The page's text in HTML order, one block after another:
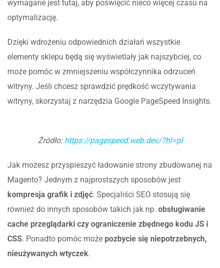
wymagane jest tutaj, aby poświęcić nieco więcej czasu na
optymalizację.
Dzięki wdrożeniu odpowiednich działań wszystkie
elementy sklepu będą się wyświetlały jak najszybciej, co
może pomóc w zmniejszeniu współczynnika odrzuceń
witryny. Jeśli chcesz sprawdzić prędkość wczytywania
witryny, skorzystaj z narzędzia Google PageSpeed Insights.
Źródło: https://pagespeed.web.dev/?hl=pl
Jak możesz przyspieszyć ładowanie strony zbudowanej na
Magento? Jednym z najprostszych sposobów jest
kompresja grafik i zdjęć. Specjaliści SEO stosują się
również do innych sposobów takich jak np. obsługiwanie
cache przeglądarki czy ograniczenie zbędnego kodu JS i
CSS. Ponadto pomóc może pozbycie się niepotrzebnych,
nieużywanych wtyczek.